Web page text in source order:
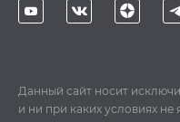
Данный сайт носит
и ни при каких условиях не